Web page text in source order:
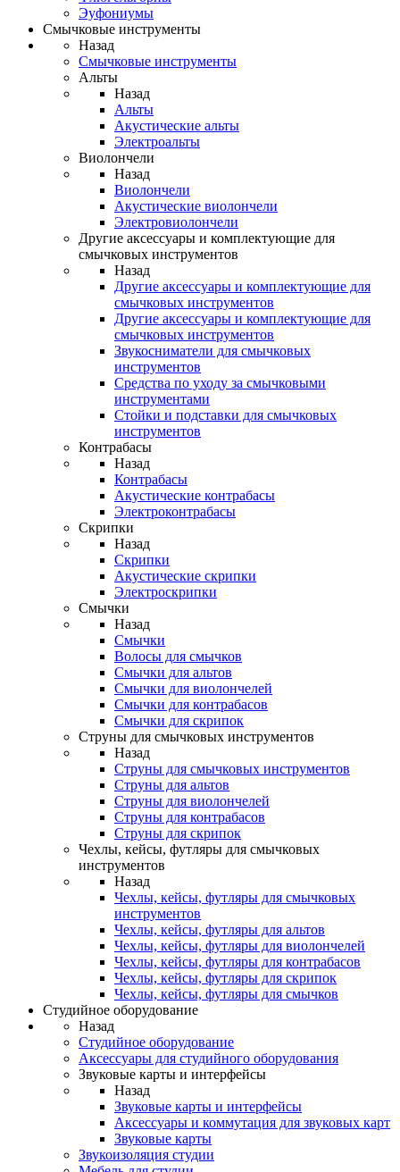
Эуфониумы
Смычковые инструменты
Назад
Смычковые инструменты
Альты
Назад
Альты
Акустические альты
Электроальты
Виолончели
Назад
Виолончели
Акустические виолончели
Электровиолончели
Другие аксессуары и комплектующие для
смычковых инструментов
Назад
Другие аксессуары и комплектующие для
смычковых инструментов
Другие аксессуары и комплектующие для
смычковых инструментов
Звукосниматели для смычковых
инструментов
Средства по уходу за смычковыми
инструментами
Стойки и подставки для смычковых
инструментов
Контрабасы
Назад
Контрабасы
Акустические контрабасы
Электроконтрабасы
Скрипки
Назад
Скрипки
Акустические скрипки
Электроскрипки
Смычки
Назад
Смычки
Волосы для смычков
Смычки для альтов
Смычки для виолончелей
Смычки для контрабасов
Смычки для скрипок
Струны для смычковых инструментов
Назад
Струны для смычковых инструментов
Струны для альтов
Струны для виолончелей
Струны для контрабасов
Струны для скрипок
Чехлы, кейсы, футляры для смычковых
инструментов
Назад
Чехлы, кейсы, футляры для смычковых
инструментов
Чехлы, кейсы, футляры для альтов
Чехлы, кейсы, футляры для виолончелей
Чехлы, кейсы, футляры для контрабасов
Чехлы, кейсы, футляры для скрипок
Чехлы, кейсы, футляры для смычков
Студийное оборудование
Назад
Студийное оборудование
Аксессуары для студийного оборудования
Звуковые карты и интерфейсы
Назад
Звуковые карты и интерфейсы
Аксессуары и коммутация для звуковых карт
Звуковые карты
Звукоизоляция студии